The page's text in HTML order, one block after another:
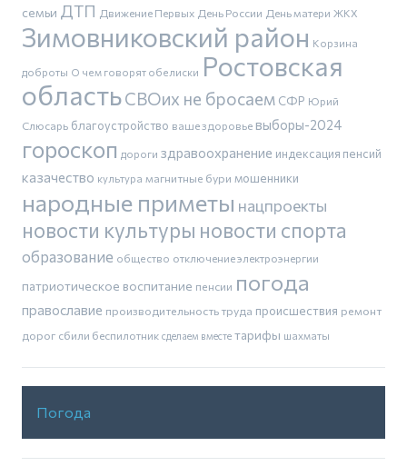
семьи ДТП Движение Первых День России День матери ЖКХ
Зимовниковский район Корзина
доброты О чем говорят обелиски Ростовская
областьСВОих не бросаем СФР Юрий
Слюсарь благоустройство ваше здоровье выборы-2024
гороскоп дороги здравоохранение индексация пенсий
казачество культура магнитные бури мошенники
народные приметы нацпроекты
новости культуры новости спорта
образование общество отключение электроэнергии
патриотическое воспитание пенсии погода
православие производительность труда происшествия ремонт
дорог сбили беспилотник сделаем вместе тарифы шахматы
Погода